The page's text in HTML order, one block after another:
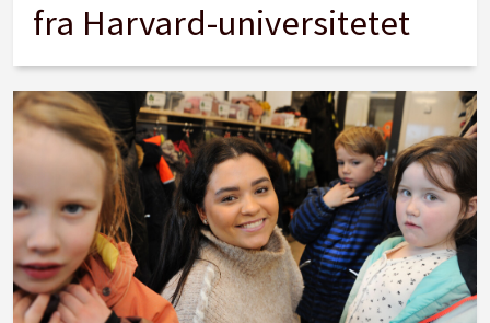
fra Harvard-universitetet